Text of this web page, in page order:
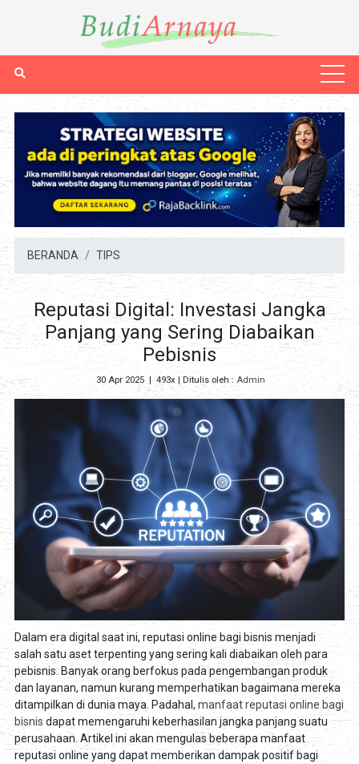
BERANDA TIPS
Reputasi Digital: Investasi Jangka
Panjang yang Sering Diabaikan
Pebisnis
30 Apr 2025| 493x | Ditulis oleh : Admin
Dalam era digital saat ini, reputasi online bagi bisnis menjadi
salah satu aset terpenting yang sering kali diabaikan oleh para
pebisnis. Banyak orang berfokus pada pengembangan produk
dan layanan, namun kurang memperhatikan bagaimana mereka
ditampilkan di dunia maya. Padahal, manfaat reputasi online bagi
bisnis dapat memengaruhi keberhasilan jangka panjang suatu
perusahaan. Artikel ini akan mengulas beberapa manfaat
reputasi online yang dapat memberikan dampak positif bagi